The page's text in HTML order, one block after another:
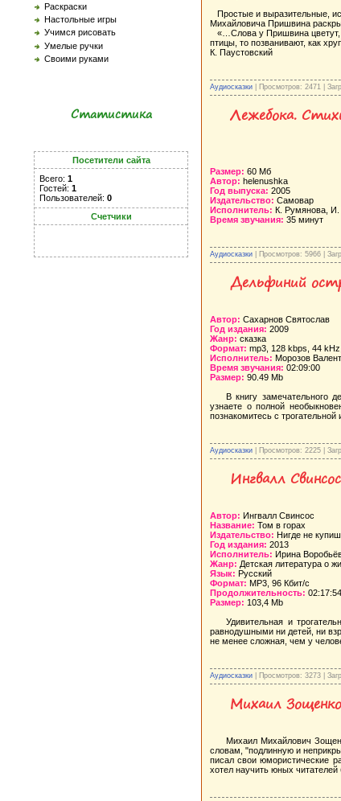
Раскраски
Настольные игры
Учимся рисовать
Умелые ручки
Своими руками
Статистика
Посетители сайта
Всего: 1
Гостей: 1
Пользователей: 0
Счетчики
Простые и выразительные,
Михайловича Пришвина
«…Слова у Пришвина цветут,
птицы, то позванивают, как
К. Паустовский
Аудиосказки | Просмотров: 2471 |
Лежебока.
Размер: 60 Mб
Автор: helenushka
Год выпуска: 2005
Издательство: Самовар
Исполнитель: К. Румянова, И.
Время звучания: 35 минут
Аудиосказки | Просмотров: 5966 |
Дельфиний
Автор: Сахарнов Святослав
Год издания: 2009
Жанр: сказка
Формат: mp3, 128 kbps, 44
Исполнитель: Морозов
Время звучания: 02:09:00
Размер: 90.49 Mb
В книгу замечательного
узнаете о полной
познакомитесь с
Аудиосказки | Просмотров: 2225 |
Ингвалл
Автор: Ингвалл Свинсос
Название: Том в горах
Издательство: Нигде не
Год издания: 2013
Исполнитель: Ирина
Жанр: Детская литература о
Язык: Русский
Формат: MP3, 96 Кбит/с
Продолжительность: 02:17:54
Размер: 103,4 Mb
Удивительная и
равнодушными ни детей, ни
не менее сложная, чем у
Аудиосказки | Просмотров: 3273 |
Михаил
Михаил Михайлович
словам, "подлинную и
писал свои юмористические
хотел научить юных